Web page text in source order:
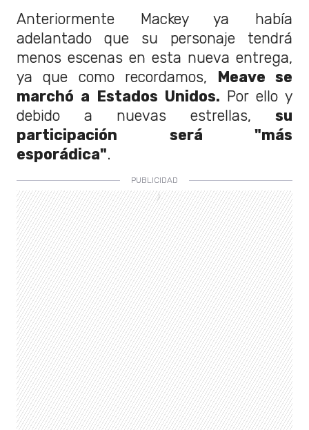
Anteriormente Mackey ya había
adelantado que su personaje tendrá
menos escenas en esta nueva entrega,
ya que como recordamos, Meave se
marchó a Estados Unidos. Por ello y
debido a nuevas estrellas, su
participación será "más
esporádica".